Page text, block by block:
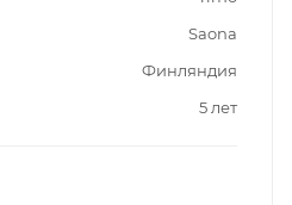
Saona
Финляндия
5 лет